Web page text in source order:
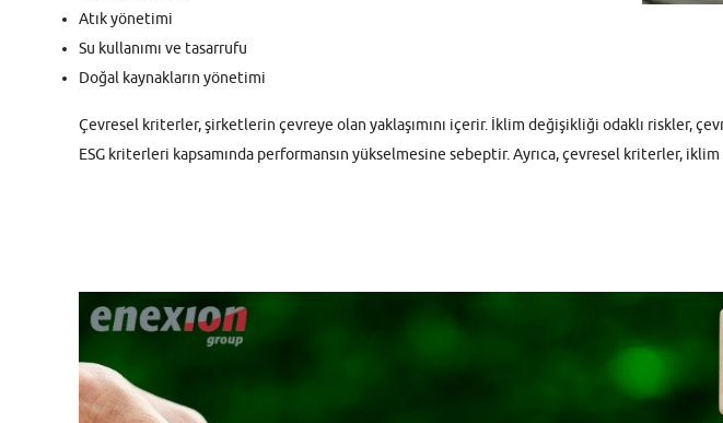
Atık yönetimi
Su kullanımı ve tasarrufu
Doğal kaynakların yönetimi
Çevresel kriterler, şirketlerin çevreye olan yaklaşımını içerir. İklim değişikliği odaklı riskler,
ESG kriterleri kapsamında performansın yükselmesine sebeptir. Ayrıca, çevresel kriterler,